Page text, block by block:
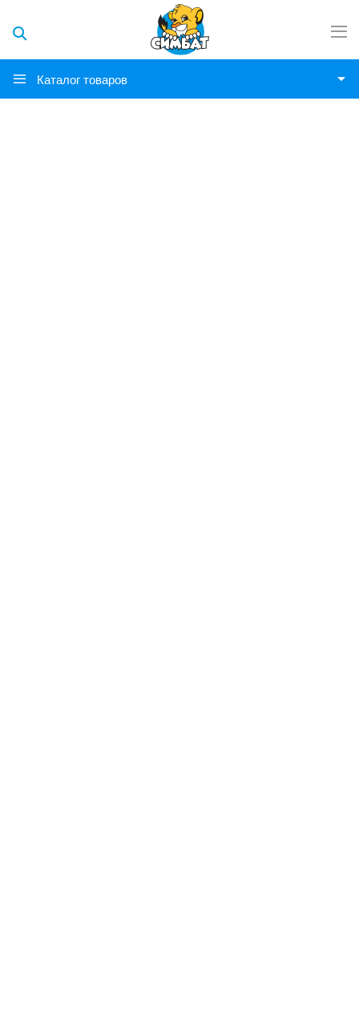
Каталог товаров